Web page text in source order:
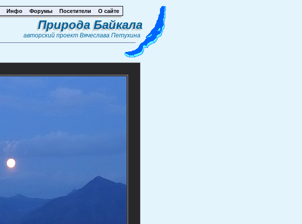
Инфо Форумы Посетители О сайте
Природа Байкала
авторский проект Вячеслава Петухина